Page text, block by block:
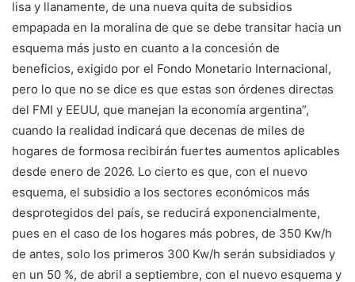
lisa y llanamente, de una nueva quita de subsidios
empapada en la moralina de que se debe transitar hacia un
esquema más justo en cuanto a la concesión de
beneficios, exigido por el Fondo Monetario Internacional,
pero lo que no se dice es que estas son órdenes directas
del FMI y EEUU, que manejan la economía argentina”,
cuando la realidad indicará que decenas de miles de
hogares de formosa recibirán fuertes aumentos aplicables
desde enero de 2026. Lo cierto es que, con el nuevo
esquema, el subsidio a los sectores económicos más
desprotegidos del país, se reducirá exponencialmente,
pues en el caso de los hogares más pobres, de 350 Kw/h
de antes, solo los primeros 300 Kw/h serán subsidiados y
en un 50 %, de abril a septiembre, con el nuevo esquema y